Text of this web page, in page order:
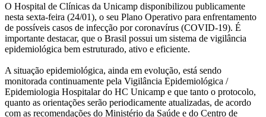
O Hospital de Clínicas da Unicamp disponibilizou publicamente
nesta sexta-feira (24/01), o seu Plano Operativo para enfrentamento
de possíveis casos de infecção por coronavírus (COVID-19). É
importante destacar, que o Brasil possui um sistema de vigilância
epidemiológica bem estruturado, ativo e eficiente.
A situação epidemiológica, ainda em evolução, está sendo
monitorada continuamente pela Vigilância Epidemiológica /
Epidemiologia Hospitalar do HC Unicamp e que tanto o protocolo,
quanto as orientações serão periodicamente atualizadas, de acordo
com as recomendações do Ministério da Saúde e do Centro de